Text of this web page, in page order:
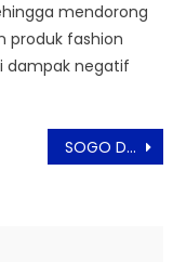
mendorong
produk fashion
dampak negatif
SOGO Dukung Karya Desainer Lokal Dan Aksi Ramah Lingkungan